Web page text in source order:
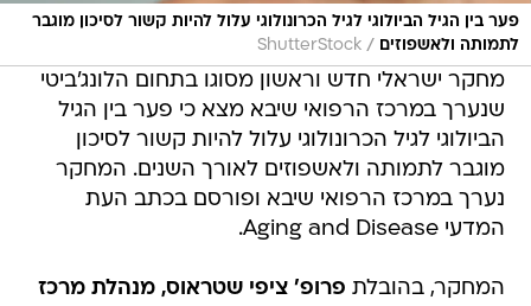
פער בין הגיל הביולוגי לגיל הכרונולוגי עלול להיות קשור לסיכון מוגבר
לתמותה ולאשפוזים
/
ShutterStock
מחקר ישראלי חדש וראשון מסוגו בתחום הלונג'ביטי
שנערך במרכז הרפואי שיבא מצא כי פער בין הגיל
הביולוגי לגיל הכרונולוגי עלול להיות קשור לסיכון
מוגבר לתמותה ולאשפוזים לאורך השנים. המחקר
נערך במרכז הרפואי שיבא ופורסם בכתב העת
המדעי Aging and Disease.
המחקר, בהובלת פרופ' ציפי שטראוס, מנהלת מרכז